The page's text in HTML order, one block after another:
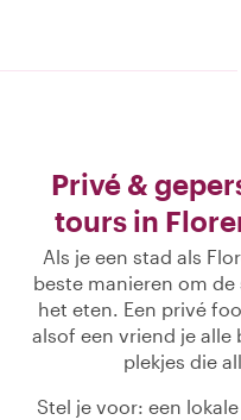
Privé &
tours in
Als je een stad als
beste manieren om
het eten. Een privé
alsof een vriend je alle
plekjes die
Stel je voor: een